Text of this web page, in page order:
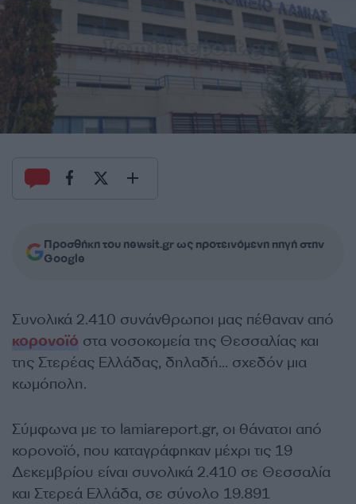
Προσθήκη του newsit.gr ως προτεινόμενη πηγή στην
Google
Συνολικά 2.410 συνάνθρωποι μας πέθαναν από
κορονοϊό στα νοσοκομεία της Θεσσαλίας και
της Στερέας Ελλάδας, δηλαδή… σχεδόν μια
κωμόπολη.
Σύμφωνα με το lamiareport.gr, οι θάνατοι από
κορονοϊό, που καταγράφηκαν μέχρι τις 19
Δεκεμβρίου είναι συνολικά 2.410 σε Θεσσαλία
και Στερεά Ελλάδα, σε σύνολο 19.891